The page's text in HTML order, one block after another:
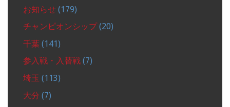
お知らせ (179)
チャンピオンシップ(20)
千葉 (141)
参入戦・入替戦 (7)
埼玉 (113)
大分 (7)